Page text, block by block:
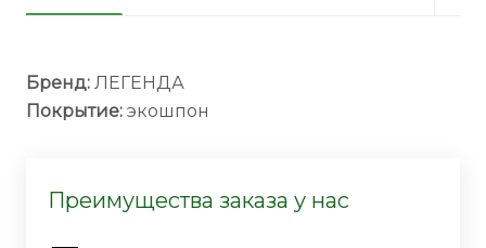
Бренд: ЛЕГЕНДА
Покрытие: экошпон
Преимущества заказа у нас